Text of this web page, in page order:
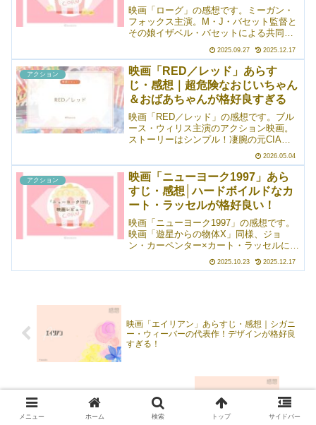
映画「ローグ」の感想です。ミーガン・
フォックス主演。M・J・バセット監督と
その娘イザベル・バセットによる共同脚
本でした。誘拐された政治家の娘を助け
るため、アフリカに送り込まれた傭兵部
隊。なんとか娘（とその友人）は助け出
すも、そこから帰る手段が失われてしま
った。テロリストから逃げ出した先には
獰猛なライオンがいて――という、傭兵
部隊VSテロリストVSライオンの三つ巴
のお話！個人的には、結構面白く観られ
ました。
2025.09.27 2025.12.17
アクション
映画「RED／レッド」あらす
じ・感想｜超危険なおじいちゃん
＆おばあちゃんが格好良すぎる
映画「RED／レッド」の感想です。ブル
ース・ウィリス主演のアクション映画。
ストーリーはシンプル！凄腕の元CIAエ
元同僚たち（と、好きな女性）を集めて
大暴れという。ブルース・ウィリス、改
めて観るととんでもなく格好良い。モー
ガン・フリーマンも良かったし、個人的
推しはジョン・マルコヴィッチでした。
申し訳程度に描かれた恋愛要素は若干中
途半端に感じたけれど、スッキリまとま
っていました。
2026.05.04
アクション
映画「ニューヨーク1997」あら
すじ・感想│ハードボイルドなカ
ート・ラッセルが格好良い！
映画「ニューヨーク1997」の感想です。
映画「遊星からの物体X」同様、ジョ
ン・カーペンター×カート・ラッセルによ
る映画。全体的にハードボイルドな雰囲
気でとても格好良かったです。これを観
た大統領を助けに、元特殊部隊の男が向
かう――というお話。はー、格好良い！
2025.10.23 2025.12.17
映画「エイリアン」あらすじ・感想｜シガニ
ー・ウィーバーの代表作！デザインが格好良
すぎる！
シンプル・イズ・ザ・ベスト！の脱出パニッ
クだった
メニュー ホーム 検索 トップ サイドバー